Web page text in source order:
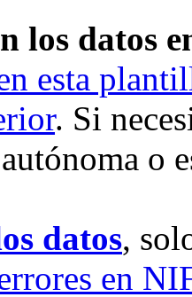
los datos
esta
. Si
o
datos,
en